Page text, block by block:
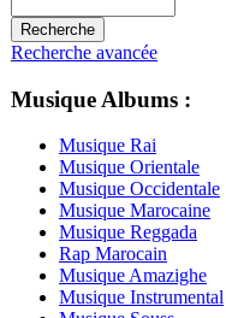
Recherche avancée
Musique Albums :
Musique Rai
Musique Orientale
Musique Occidentale
Musique Marocaine
Musique Reggada
Rap Marocain
Musique Amazighe
Musique Instrumental